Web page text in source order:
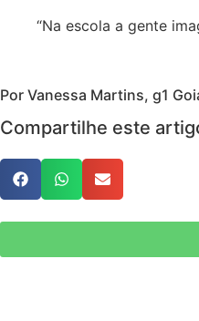
“Na escola a gente
Por Vanessa Martins, g1
Compartilhe este